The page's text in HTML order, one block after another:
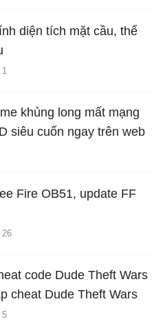
diện tích mặt cầu, thể
1
khủng long mất mạng
siêu cuốn ngay trên web
Fire OB51, update FF
26
code Dude Theft Wars
cheat Dude Theft Wars
5